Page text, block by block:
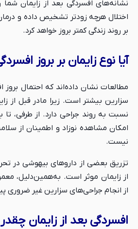
نشانه‌های افسردگی بعد از زایمان
اختلال هرچه زودتر تشخیص داده و
بر روند زندگی کمتر بروز خواهد کرد.
آیا نوع زایمان بر بروز
مطالعات نشان داده‌اند که احتمال بروز
سزارین بیشتر است. زیرا مادر قبل از
نسبت به روند جراحی دارد. از طرفی،
امکان مشاهده نوزاد و اطمینان از
نیست.
تزریق بعضی از داروهای بیهوشی در
از زایمان موثر است. به‌همین‌دلیل،
از انجام جراحی‌های سزارین غیر ضروری
افسردگی بعد از زایمان